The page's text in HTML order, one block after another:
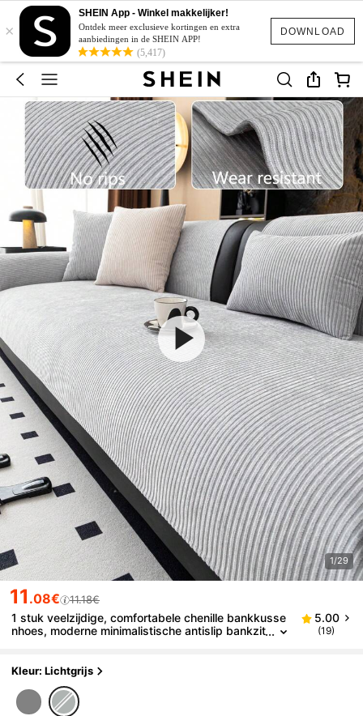
DOWNLOAD
×
SHEIN App - Winkel makkelijker!
Ontdek meer exclusieve kortingen en extra
aanbiedingen in de SHEIN APP!
(5,417)
1/29
11 .08€ 11.18€
1 stuk veelzijdige, comfortabele chenille bankkusse
nhoes, moderne minimalistische antislip bankzit
eschikt voor slaapkamer, kantoor, woonkamer, L-vo
5.00
(19)
Kleur: Lichtgrijs